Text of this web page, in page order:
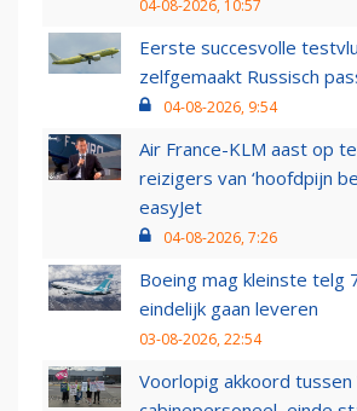
04-08-2026, 10:57
Eerste succesvolle
zelfgemaakt Russisch
04-08-2026, 9:54
Air France-KLM aast op
reizigers van ‘hoofdpijn
easyJet
04-08-2026, 7:26
Boeing mag kleinste telg
eindelijk gaan leveren
03-08-2026, 22:54
Voorlopig akkoord tussen